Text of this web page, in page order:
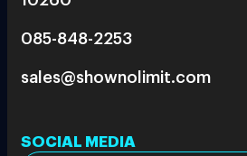
085-848-2253
sales@shownolimit.com
SOCIAL MEDIA